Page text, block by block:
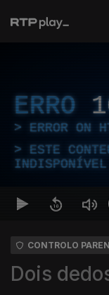
ERRO
ERROR ON
ESTE
INDISPONÍVEL
CONTROLO
Dois